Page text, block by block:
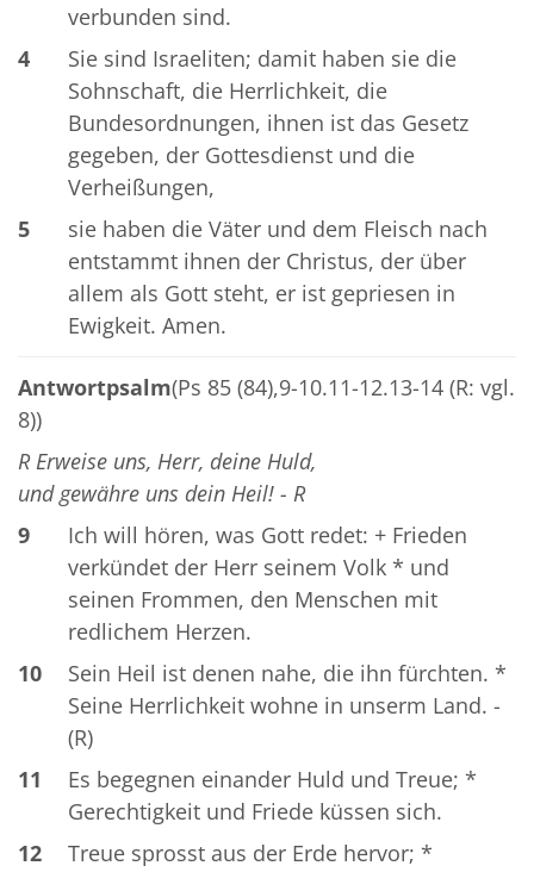
verbunden sind.
4
Sie sind Israeliten; damit haben sie die
Sohnschaft, die Herrlichkeit, die
Bundesordnungen, ihnen ist das Gesetz
gegeben, der Gottesdienst und die
Verheißungen,
5
sie haben die Väter und dem Fleisch nach
entstammt ihnen der Christus, der über
allem als Gott steht, er ist gepriesen in
Ewigkeit. Amen.
Antwortpsalm(Ps 85 (84),9-10.11-12.13-14 (R: vgl.
8))
R Erweise uns, Herr, deine Huld,
und gewähre uns dein Heil! - R
9
Ich will hören, was Gott redet: + Frieden
verkündet der Herr seinem Volk * und
seinen Frommen, den Menschen mit
redlichem Herzen.
10
Sein Heil ist denen nahe, die ihn fürchten. *
Seine Herrlichkeit wohne in unserm Land. -
(R)
11
Es begegnen einander Huld und Treue; *
Gerechtigkeit und Friede küssen sich.
12
Treue sprosst aus der Erde hervor; *